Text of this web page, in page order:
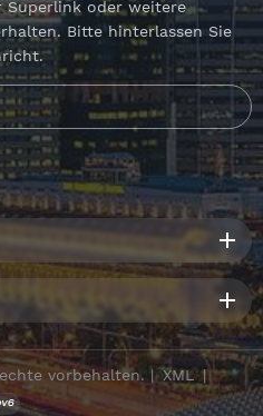
Superlink oder weitere
Bitte hinterlassen Sie
vorbehalten. | XML |